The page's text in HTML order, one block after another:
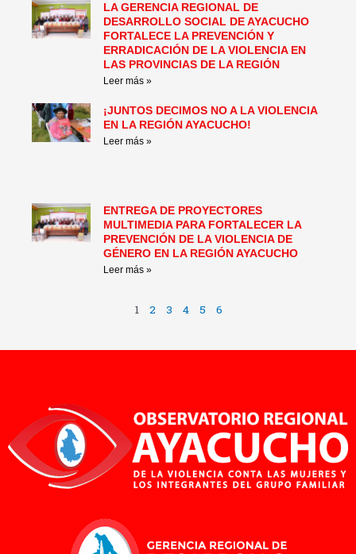
LA GERENCIA REGIONAL DE
DESARROLLO SOCIAL DE AYACUCHO
FORTALECE LA PREVENCIÓN Y
ERRADICACIÓN DE LA VIOLENCIA EN
LAS PROVINCIAS DE LA REGIÓN
Leer más »
¡JUNTOS DECIMOS NO A LA VIOLENCIA
EN LA REGIÓN AYACUCHO!
Leer más »
ENTREGA DE PROYECTORES
MULTIMEDIA PARA FORTALECER LA
PREVENCIÓN DE LA VIOLENCIA DE
GÉNERO EN LA REGIÓN AYACUCHO
Leer más »
1 2 3 4 5 6